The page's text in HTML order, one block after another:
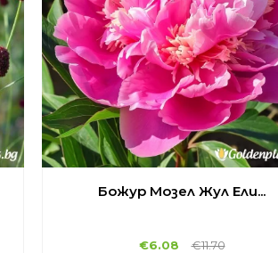
Божур Мозел Жул Ели...
€6.08 €11.70